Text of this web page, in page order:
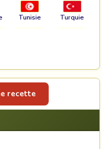
Tunisie Turquie
recette